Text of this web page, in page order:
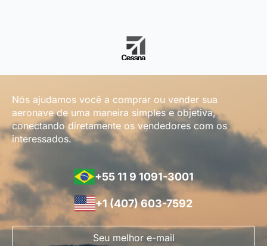
Nós ajudamos você a comprar ou vender sua
aeronave de uma maneira simples e objetiva,
conectando diretamente os vendedores com os
interessados.
+55 11 9 1091-3001
+1 (407) 603-7592